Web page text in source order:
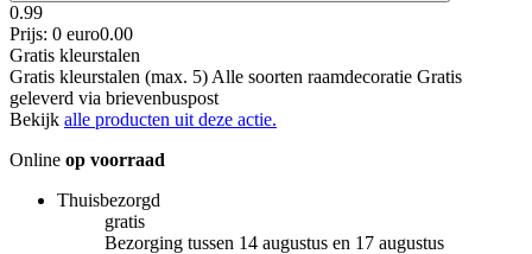
0.99
Prijs: 0 euro0.00
Gratis kleurstalen
Gratis kleurstalen (max. 5) Alle soorten raamdecoratie Gratis
geleverd via brievenbuspost
Bekijk alle producten uit deze actie.
Online op voorraad
Thuisbezorgd
gratis
Bezorging tussen 14 augustus en 17 augustus